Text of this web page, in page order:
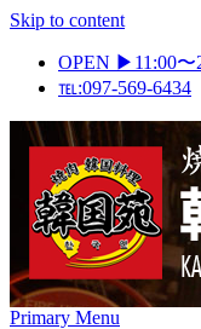
Skip to content
OPEN ▶11:00〜
℡:097-569-6434
Primary Menu